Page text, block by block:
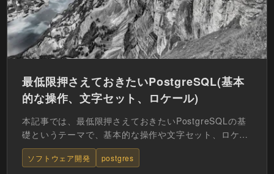
最低限押さえておきたいPostgreSQL(基本
的な操作、文字セット、ロケール)
本記事では、最低限押さえておきたいPostgreSQLの基
礎というテーマで、基本的な操作や文字セット、ロケー
ルの確認方法や設定方法について紹介しています。
MyS...
ソフトウェア開発 postgres